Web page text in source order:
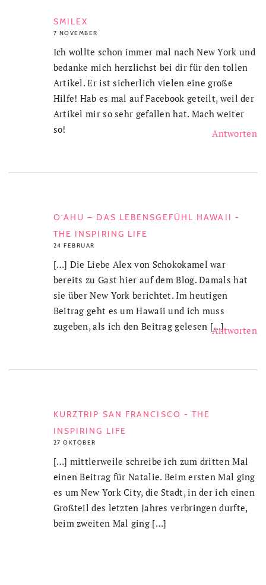
SMILEX
7 NOVEMBER
Ich wollte schon immer mal nach New York und
bedanke mich herzlichst bei dir für den tollen
Artikel. Er ist sicherlich vielen eine große
Hilfe! Hab es mal auf Facebook geteilt, weil der
Artikel mir so sehr gefallen hat. Mach weiter
so!
O’AHU – DAS LEBENSGEFÜHL HAWAII -
THE INSPIRING LIFE
24 FEBRUAR
Antworten
[…] Die Liebe Alex von Schokokamel war
bereits zu Gast hier auf dem Blog. Damals hat
sie über New York berichtet. Im heutigen
Beitrag geht es um Hawaii und ich muss
zugeben, als ich den Beitrag gelesen […]
KURZTRIP SAN FRANCISCO - THE
INSPIRING LIFE
27 OKTOBER
Antworten
[…] mittlerweile schreibe ich zum dritten Mal
einen Beitrag für Natalie. Beim ersten Mal ging
es um New York City, die Stadt, in der ich einen
Großteil des letzten Jahres verbringen durfte,
beim zweiten Mal ging […]